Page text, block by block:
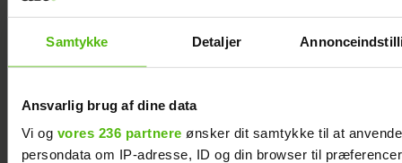
Samtykke Detaljer
Ansvarlig brug af dine data
Vi og vores 236 partnere ønsker dit samtykke til at
persondata om IP-adresse, ID og din browser til